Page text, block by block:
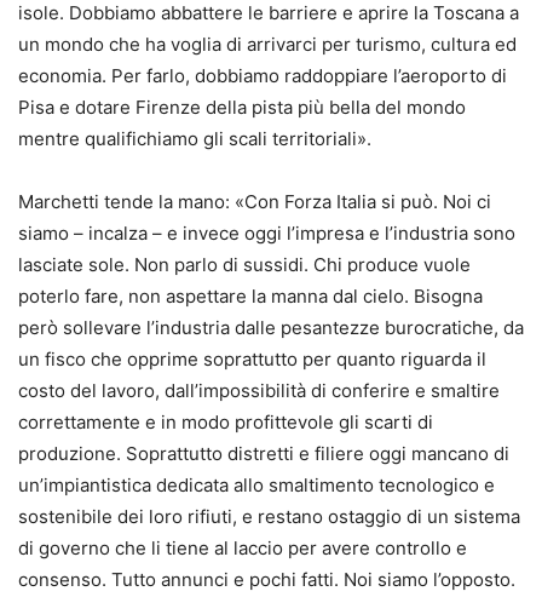
isole. Dobbiamo abbattere le barriere e aprire la Toscana a
un mondo che ha voglia di arrivarci per turismo, cultura ed
economia. Per farlo, dobbiamo raddoppiare l’aeroporto di
Pisa e dotare Firenze della pista più bella del mondo
mentre qualifichiamo gli scali territoriali».
Marchetti tende la mano: «Con Forza Italia si può. Noi ci
siamo – incalza – e invece oggi l’impresa e l’industria sono
lasciate sole. Non parlo di sussidi. Chi produce vuole
poterlo fare, non aspettare la manna dal cielo. Bisogna
però sollevare l’industria dalle pesantezze burocratiche, da
un fisco che opprime soprattutto per quanto riguarda il
costo del lavoro, dall’impossibilità di conferire e smaltire
correttamente e in modo profittevole gli scarti di
produzione. Soprattutto distretti e filiere oggi mancano di
un’impiantistica dedicata allo smaltimento tecnologico e
sostenibile dei loro rifiuti, e restano ostaggio di un sistema
di governo che li tiene al laccio per avere controllo e
consenso. Tutto annunci e pochi fatti. Noi siamo l’opposto.